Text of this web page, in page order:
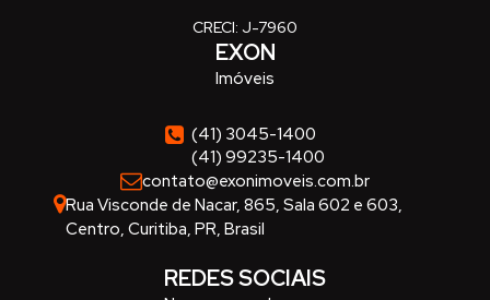
CRECI: J-7960
EXON
Imóveis
(41) 3045-1400
(41) 99235-1400
contato@exonimoveis.com.br
Rua Visconde de Nacar, 865, Sala 602 e 603,
Centro, Curitiba, PR, Brasil
REDES SOCIAIS